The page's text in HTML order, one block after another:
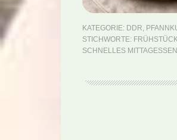
KATEGORIE: DDR,
STICHWORTE:
SCHNELLES MITTAGESSEN